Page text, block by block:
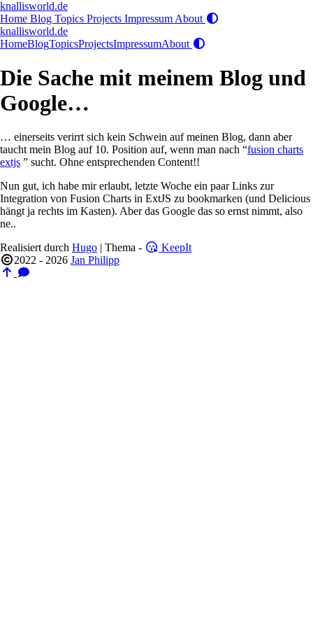
knallisworld.de
Home Blog Topics Projects Impressum About
knallisworld.de
HomeBlogTopicsProjectsImpressumAbout
Die Sache mit meinem Blog und
Google…
… einerseits verirrt sich kein Schwein auf meinen Blog, dann aber
taucht mein Blog auf 10. Position auf, wenn man nach “fusion charts
extjs ” sucht. Ohne entsprechenden Content!!
Nun gut, ich habe mir erlaubt, letzte Woche ein paar Links zur
Integration von Fusion Charts in ExtJS zu bookmarken (und Delicious
hängt ja rechts im Kasten). Aber das Google das so ernst nimmt, also
ne..
Realisiert durch Hugo | Thema -
KeepIt
2022 - 2026 Jan Philipp